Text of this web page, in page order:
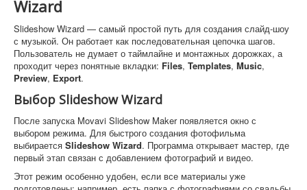
Wizard
Slideshow Wizard — самый простой путь для создания слайд-шоу
с музыкой. Он работает как последовательная цепочка шагов.
Пользователь не думает о таймлайне и монтажных дорожках, а
проходит через понятные вкладки: Files, Templates, Music,
Preview, Export.
Выбор Slideshow Wizard
После запуска Movavi Slideshow Maker появляется окно с
выбором режима. Для быстрого создания фотофильма
выбирается Slideshow Wizard. Программа открывает мастер, где
первый этап связан с добавлением фотографий и видео.
Этот режим особенно удобен, если все материалы уже